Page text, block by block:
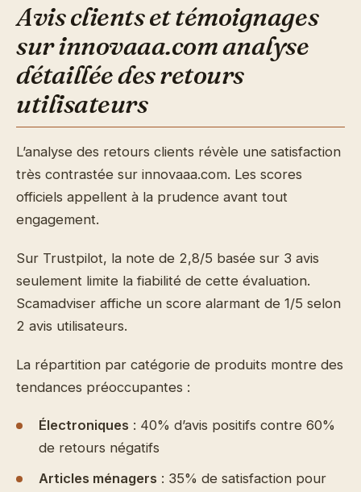
Avis clients et témoignages
sur innovaaa.com analyse
détaillée des retours
utilisateurs
L’analyse des retours clients révèle une satisfaction
très contrastée sur innovaaa.com. Les scores
officiels appellent à la prudence avant tout
engagement.
Sur Trustpilot, la note de 2,8/5 basée sur 3 avis
seulement limite la fiabilité de cette évaluation.
Scamadviser affiche un score alarmant de 1/5 selon
2 avis utilisateurs.
La répartition par catégorie de produits montre des
tendances préoccupantes :
Électroniques : 40% d’avis positifs contre 60%
de retours négatifs
Articles ménagers : 35% de satisfaction pour